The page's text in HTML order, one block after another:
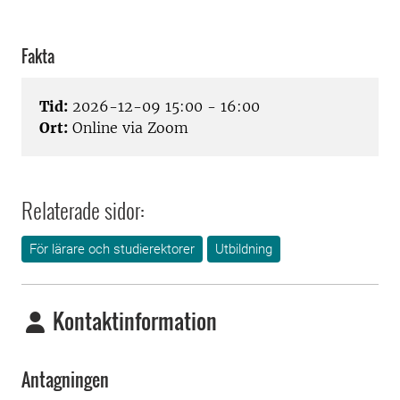
Fakta
Tid: 2026-12-09 15:00 - 16:00
Ort: Online via Zoom
Relaterade sidor:
För lärare och studierektorer Utbildning
Kontaktinformation
Antagningen